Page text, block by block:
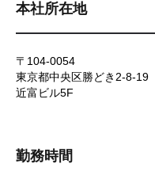
本社所在地
〒104-0054
東京都中央区勝どき2-8-19
近富ビル5F
勤務時間